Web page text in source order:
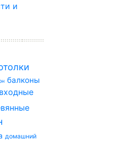
и
балконы
входные
домашний